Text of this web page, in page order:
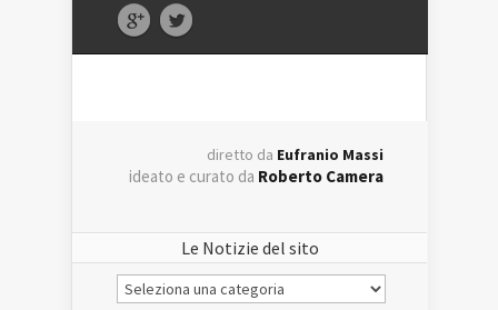
diretto da Eufranio Massi
ideato e curato da Roberto Camera
Le Notizie del sito
Le
Notizie